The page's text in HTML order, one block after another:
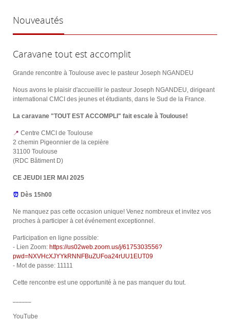
Nouveautés
Caravane tout est accomplit
Grande rencontre à Toulouse avec le pasteur Joseph NGANDEU
Nous avons le plaisir d'accueillir le pasteur Joseph NGANDEU, dirigeant
international CMCI des jeunes et étudiants, dans le Sud de la France.
La caravane "TOUT EST ACCOMPLI" fait escale à Toulouse!
📍 Centre CMCI de Toulouse
2 chemin Pigeonnier de la cepière
31100 Toulouse
(RDC Bâtiment D)
CE JEUDI 1ER MAI 2025
⏰ Dès 15h00
Ne manquez pas cette occasion unique! Venez nombreux et invitez vos
proches à participer à cet événement exceptionnel.
Participation en ligne possible:
- Lien Zoom: https://us02web.zoom.us/j/6175303556?
pwd=NXVHcXJYYkRNNFBuZUFoa24rUU1EUT09
- Mot de passe: 11111
Cette rencontre est une opportunité à ne pas manquer du tout.
YouTube